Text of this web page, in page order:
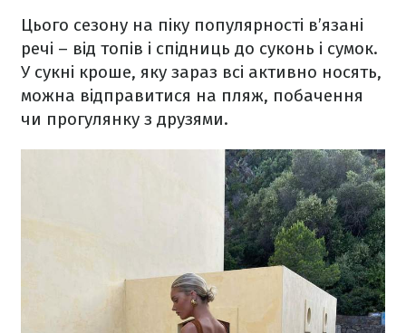
Цього сезону на піку популярності в’язані
речі – від топів і спідниць до суконь і сумок.
У сукні кроше, яку зараз всі активно носять,
можна відправитися на пляж, побачення
чи прогулянку з друзями.